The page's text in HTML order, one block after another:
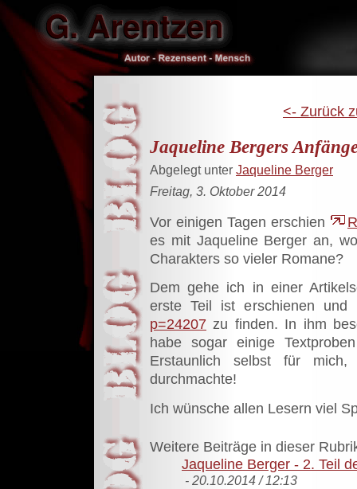
<- Zurück
Jaqueline Bergers
Abgelegt unter Jaqueline Berger
Freitag, 3. Oktober 2014
Vor einigen Tagen erschien
es mit Jaqueline Berger an,
Charakters so vieler Romane?
Dem gehe ich in einer
erste Teil ist erschienen
p=24207 zu finden. In ihm
habe sogar einige
Erstaunlich selbst für mich,
durchmachte!
Ich wünsche allen Lesern viel
Weitere Beiträge in dieser
Jaqueline Berger - 2. Teil
- 20.10.2014 / 12:13